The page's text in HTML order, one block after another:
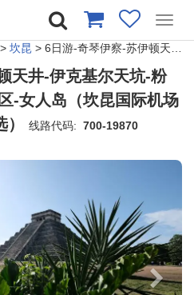
> 坎昆 > 6日游-奇琴伊察-苏伊顿天井-伊克基尔天坑-粉红湖​-火烈鸟自然保护区-女人岛（坎昆国际机场接送，各等级酒店自选）
天井-伊克基尔天坑-粉
-女人岛（坎昆国际机场
）
线路代码: 700-19870